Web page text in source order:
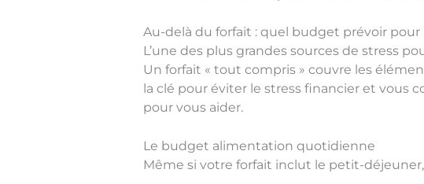
Au-delà du forfait : quel budget prévoir pour
L’une des plus grandes sources de stress
Un forfait « tout compris » couvre les
la clé pour éviter le stress financier et vous
pour vous aider.
Le budget alimentation quotidienne
Même si votre forfait inclut le petit-